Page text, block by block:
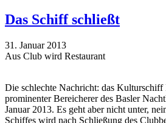
Das Schiff schließt
31. Januar 2013
Aus Club wird Restaurant
Die schlechte Nachricht: das Kulturschiff
prominenter Bereicherer des Basler
Januar 2013. Es geht aber nicht unter,
Schiffes wird nach Schließung des